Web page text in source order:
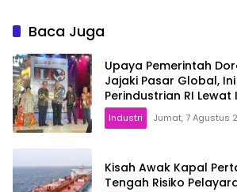
Baca Juga
Upaya Pemerintah
Jajaki Pasar Global,
Perindustrian RI Lewat
2026
Industri Jumat, 7 Agustus
Kisah Awak Kapal
Tengah Risiko